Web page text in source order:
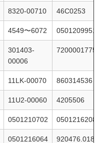
8320-00710 46C0253
4549〜6072 0501209951
301403-
00006
7200001775
11LK-00070 860314536
11U2-00060 4205506
0501210702 0501216208
0501216064 920476.018